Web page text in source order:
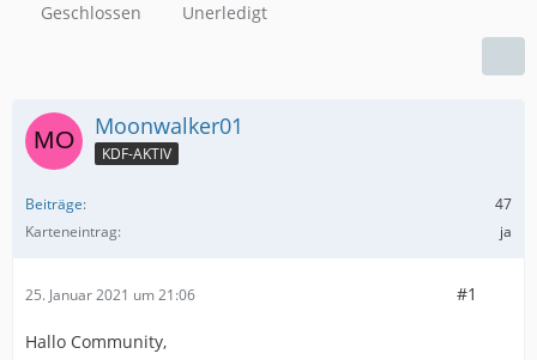
Geschlossen
Unerledigt
Moonwalker01
KDF-AKTIV
Beiträge
47
Karteneintrag
ja
25. Januar 2021 um 21:06 #1
Hallo Community,